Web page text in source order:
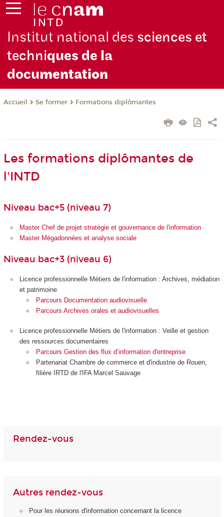
Institut national des sciences et
techniques de la
documentation
Accueil Se former Formations diplômantes
Les formations diplômantes de
l'INTD
Niveau bac+5 (niveau 7)
Master Chef de projet stratégie et gouvernance de l'information
Master Mégadonnées et analyse sociale
Niveau bac+3 (niveau 6)
Licence professionnelle Métiers de l'information : Archives, médiation
et patrimoine
Parcours Documentation audiovisuelle
Parcours Archives orales et audiovisuelles
Licence professionnelle Métiers de l'information : Veille et gestion
des ressources documentaires
Parcours Gestion des flux d’information d'entreprise
Partenariat Chambre de commerce et d'industrie de Rouen,
filière IRTD de l'IFA Marcel Sauvage
Rendez-vous
Autres rendez-vous
Pour les réunions d'information concernant la licence